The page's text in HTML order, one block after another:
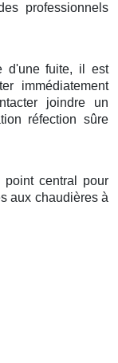
professionnels
d'une fuite, il est
immédiatement
joindre un
réfection sûre
central pour
aux chaudières à